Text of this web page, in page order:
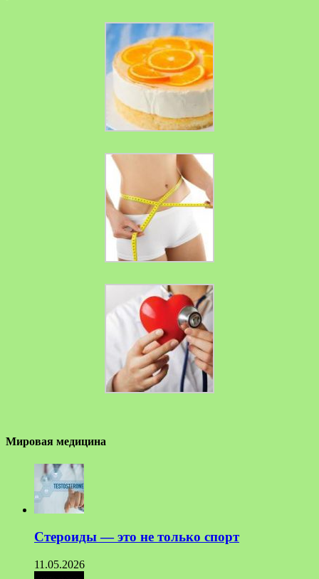
Мировая медицина
Стероиды — это не только спорт
11.05.2026